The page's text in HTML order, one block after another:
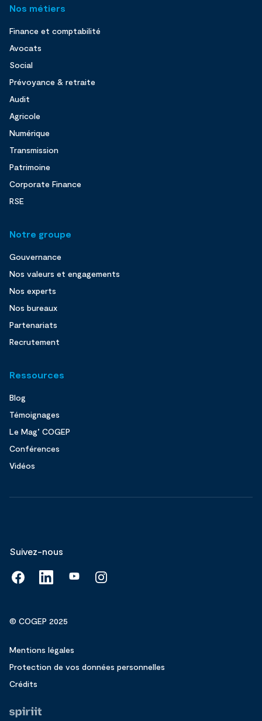
Nos métiers
Finance et comptabilité
Avocats
Social
Prévoyance & retraite
Audit
Agricole
Numérique
Transmission
Patrimoine
Corporate Finance
RSE
Notre groupe
Gouvernance
Nos valeurs et engagements
Nos experts
Nos bureaux
Partenariats
Recrutement
Ressources
Blog
Témoignages
Le Mag’ COGEP
Conférences
Vidéos
Suivez-nous
© COGEP 2025
Mentions légales
Protection de vos données personnelles
Crédits